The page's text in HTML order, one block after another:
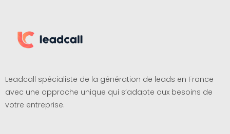
Leadcall spécialiste de la génération de leads en France
avec une approche unique qui s’adapte aux besoins de
votre entreprise.